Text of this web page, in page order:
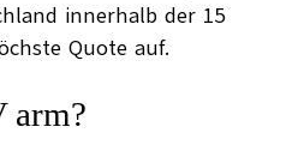
innerhalb der 15
Quote auf.
arm?